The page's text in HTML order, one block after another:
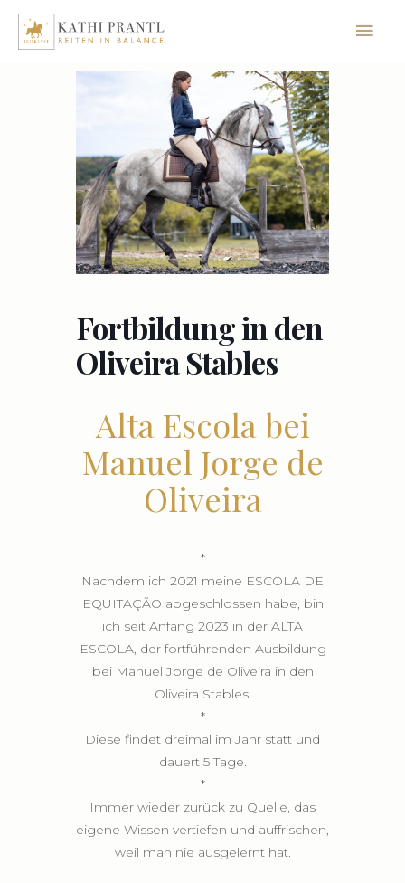
Zum
Inhalt
Fortbildung in den
Oliveira Stables
Alta Escola bei
Manuel Jorge de
Oliveira
*
Nachdem ich 2021 meine ESCOLA DE
EQUITAÇÃO abgeschlossen habe, bin
ich seit Anfang 2023 in der ALTA
ESCOLA, der fortführenden Ausbildung
bei Manuel Jorge de Oliveira in den
Oliveira Stables.
*
Diese findet dreimal im Jahr statt und
dauert 5 Tage.
*
Immer wieder zurück zu Quelle, das
eigene Wissen vertiefen und auffrischen,
weil man nie ausgelernt hat.